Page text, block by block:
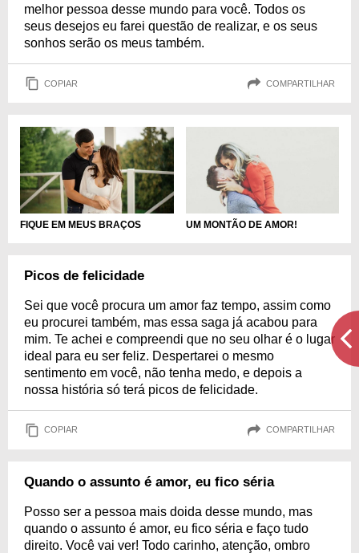
melhor pessoa desse mundo para você. Todos os
seus desejos eu farei questão de realizar, e os seus
sonhos serão os meus também.
COPIAR COMPARTILHAR
FIQUE EM MEUS BRAÇOS UM MONTÃO DE AMOR!
Picos de felicidade
Sei que você procura um amor faz tempo, assim como
eu procurei também, mas essa saga já acabou para
mim. Te achei e compreendi que no seu olhar é o lugar
ideal para eu ser feliz. Despertarei o mesmo
sentimento em você, não tenha medo, e depois a
nossa história só terá picos de felicidade.
COPIAR COMPARTILHAR
Quando o assunto é amor, eu fico séria
Posso ser a pessoa mais doida desse mundo, mas
quando o assunto é amor, eu fico séria e faço tudo
direito. Você vai ver! Todo carinho, atenção, ombro